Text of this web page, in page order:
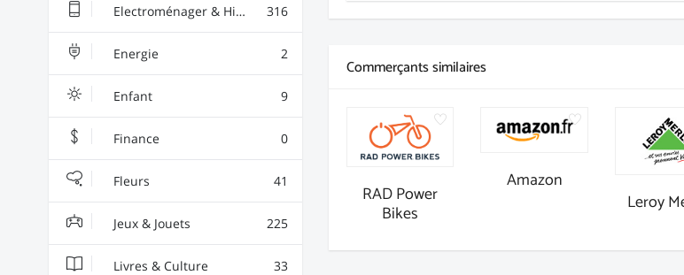
Electroménager & High-Tech 316
Energie 2
Enfant 9
Finance 0
Fleurs 41
Jeux & Jouets 225
Livres & Culture 33
Commerçants similaires
RAD Power
Bikes
Amazon
Leroy